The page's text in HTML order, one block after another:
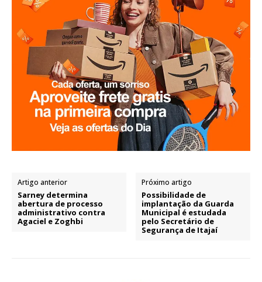
Artigo anterior
Sarney determina
abertura de processo
administrativo contra
Agaciel e Zoghbi
Próximo artigo
Possibilidade de
implantação da Guarda
Municipal é estudada
pelo Secretário de
Segurança de Itajaí